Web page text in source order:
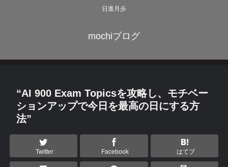
日進月歩
mochiブログ
“AI 900 Exam Topicsを攻略し、モチベー
ションアップで今日を最高の日にする方
法”
Twitter Facebook はてブ